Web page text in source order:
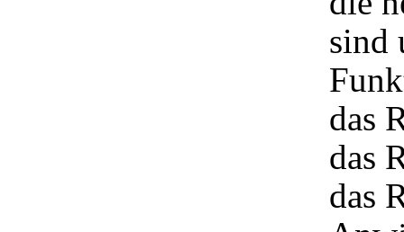
sind
das
das
das